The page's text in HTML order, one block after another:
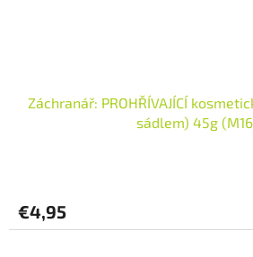
Záchranář: PROHŘÍVAJÍCÍ
sádlem) 45g
€4,95